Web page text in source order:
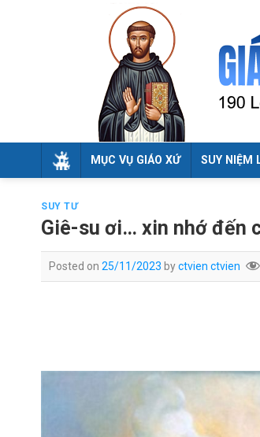
MỤC VỤ GIÁO XỨ SUY NIỆM
SUY TƯ
Giê-su ơi… xin nhớ đến
Posted on 25/11/2023 byctvien ctvien